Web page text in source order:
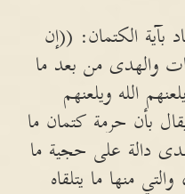
بآية الكتمان: ((إن
والهدى من بعد ما
الله ويلعنهم
بأن حرمة كتمان ما
دالة على حجية ما
منها ما يتلقاه